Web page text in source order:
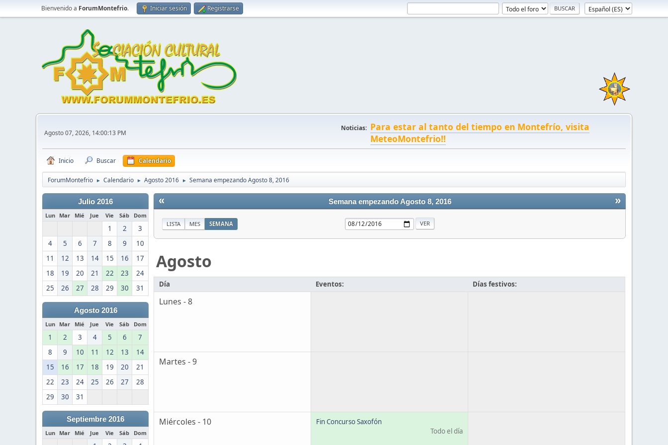
Bienvenido a ForumMontefrio. Iniciar sesión Registrarse
Agosto 07, 2026, 14:00:13 PM
Noticias: Para estar al tanto del tiempo en Montefrío, visita
MeteoMontefrio!!
Inicio Buscar Calendario
ForumMontefrio ► Calendario ► Agosto 2016 ► Semana empezando Agosto 8, 2016
Julio 2016
Lun Mar Mié Jue Vie Sáb Dom
1 2
3
4
5 6 7 8 9
10
11
12 13 14 15 16
17
18
19 20 21 22 23
24
25
26 27 28 29 30 31
Agosto 2016
Lun Mar Mié Jue Vie Sáb Dom
1 2 3 4 5 6
7
8
9 10 11 12 13
14
15
16 17 18 19 20
21
22
23 24 25 26 27
28
29
30 31
Septiembre 2016
Lun Mar Mié Jue Vie Sáb Dom
« »
Semana empezando Agosto 8, 2016
LISTA MES SEMANA
Agosto
Día Eventos: Días festivos:
Lunes - 8
Martes - 9
Miércoles - 10
Fin Concurso Saxofón
Todo el día